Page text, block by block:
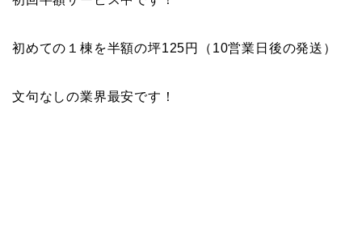
初めての１棟を半額の坪125円（10営業日後の発送）
文句なしの業界最安です！